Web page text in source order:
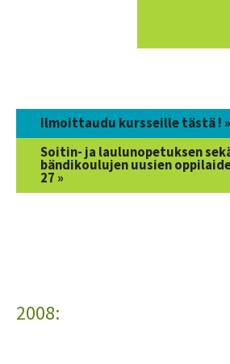
Ilmoittaudu kursseille tästä ! »
Soitin- ja laulunopetuksen
bändikoulujen uusien
27 »
2008: